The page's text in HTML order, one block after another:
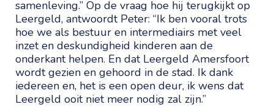
samenleving.” Op de vraag hoe hij terugkijkt op
Leergeld, antwoordt Peter: “Ik ben vooral trots
hoe we als bestuur en intermediairs met veel
inzet en deskundigheid kinderen aan de
onderkant helpen. En dat Leergeld Amersfoort
wordt gezien en gehoord in de stad. Ik dank
iedereen en, het is een open deur, ik wens dat
Leergeld ooit niet meer nodig zal zijn.”